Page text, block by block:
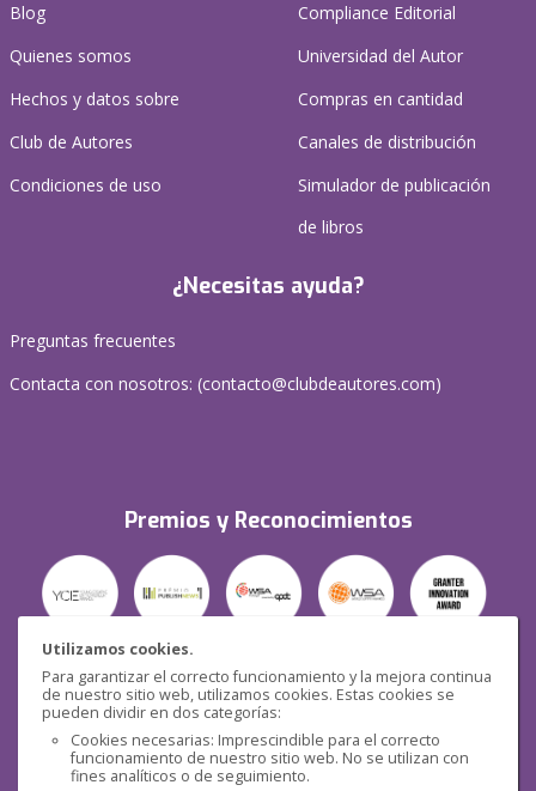
Utilizamos cookies.
Para garantizar el correcto funcionamiento y la mejora continua
de nuestro sitio web, utilizamos cookies. Estas cookies se
pueden dividir en dos categorías:
Cookies necesarias: Imprescindible para el correcto
funcionamiento de nuestro sitio web. No se utilizan con
fines analíticos o de seguimiento.
Blog
Quienes somos
Hechos y datos sobre
Club de Autores
Condiciones de uso
Compliance Editorial
Universidad del Autor
Compras en cantidad
Canales de distribución
Simulador de publicación
de libros
¿Necesitas ayuda?
Preguntas frecuentes
Contacta con nosotros: (contacto@clubdeautores.com)
Premios y Reconocimientos
Seguridad